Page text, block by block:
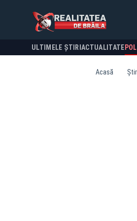
ULTIMELE ȘTIRI ACTUALITATE
Acasă